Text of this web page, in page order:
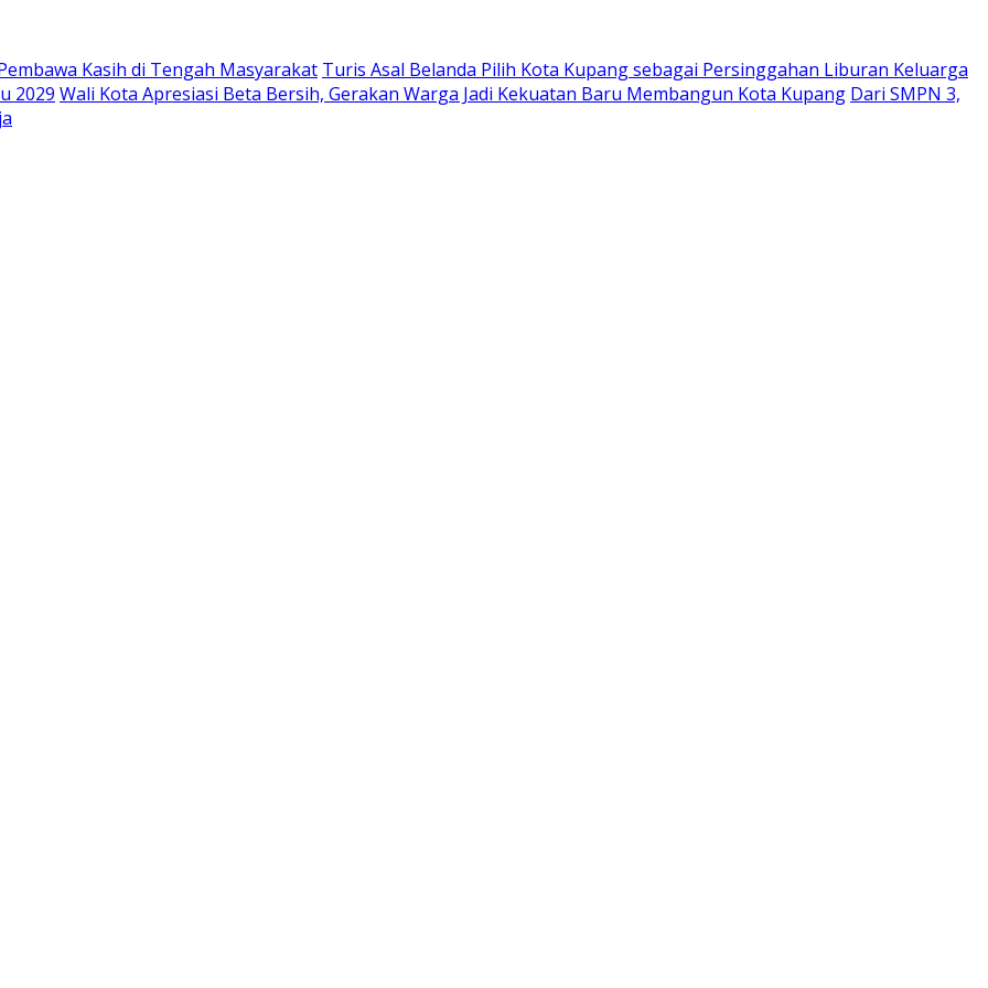
Kasih di Tengah Masyarakat Turis Asal Belanda Pilih Kota Kupang sebagai Persinggahan Liburan Keluarga
2029 Wali Kota Apresiasi Beta Bersih, Gerakan Warga Jadi Kekuatan Baru Membangun Kota Kupang Dari SMPN 3,